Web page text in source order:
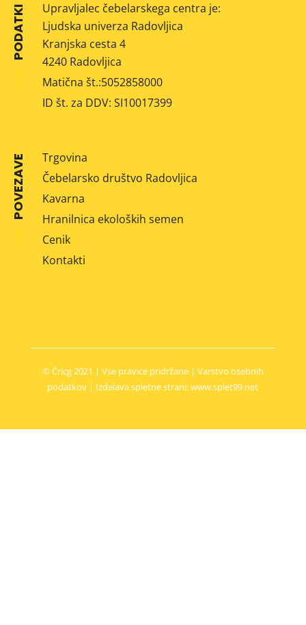
PODATKI
Upravljalec čebelarskega centra je:
Ljudska univerza Radovljica
Kranjska cesta 4
4240 Radovljica
Matična št.:5052858000
ID št. za DDV: SI10017399
POVEZAVE
Trgovina
Čebelarsko društvo Radovljica
Kavarna
Hranilnica ekoloških semen
Cenik
Kontakti
© Čricg 2021 | Vse pravice pridržane | Varstvo osebnih
podatkov | Izdelava spletne strani: www.splet99.net